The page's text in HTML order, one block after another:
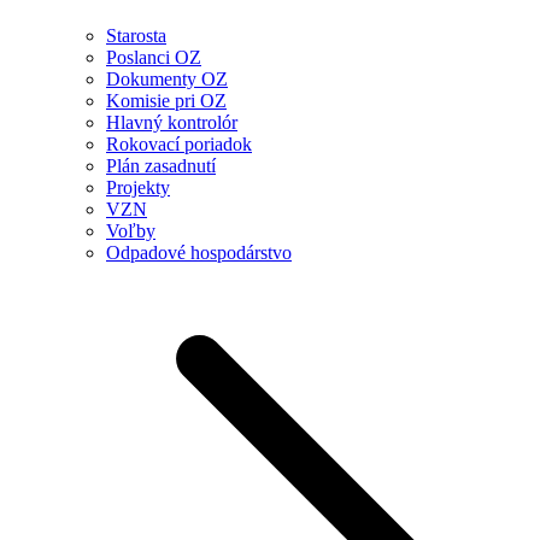
Starosta
Poslanci OZ
Dokumenty OZ
Komisie pri OZ
Hlavný kontrolór
Rokovací poriadok
Plán zasadnutí
Projekty
VZN
Voľby
Odpadové hospodárstvo